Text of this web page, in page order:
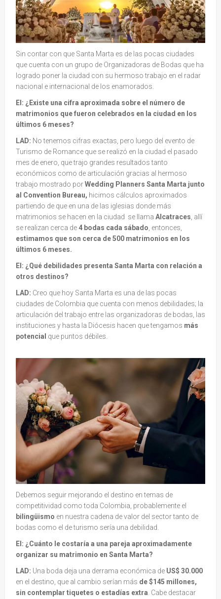
Sin contar con que Santa Marta es de las pocas ciudades
que cuenta con un grupo de Organizadoras de Bodas que ha
logrado poner la ciudad con su hermoso trabajo en el radar
nacional e internacional de los enamorados.
EI: ¿Existe una cifra aproximada sobre el número de
matrimonios que fueron celebrados en la ciudad en los
últimos 6 meses?
LAD: No tenemos cifras exactas, pero luego del evento de
Turismo de Romance que se realizó en la ciudad el pasado
mes de enero, que trajo grandes resultados tanto
económicos como de articulación gracias al hermoso
trabajo mostrado porWedding Planners Santa Marta junto
al Convention Bureau, hicimos cálculos aproximados
partiendo de que en una de las iglesias donde más
matrimonios se hacen en la ciudad se llama Alcatraces , allí
se realizan cerca de 4 bodas cada sábado , entonces,
estimamos que son cerca de 500 matrimonios en los
últimos 6 meses.
EI: ¿Qué debilidades presenta Santa Marta con relación a
otros destinos?
LAD: Creo que hoy Santa Marta es una de las pocas
ciudades de Colombia que cuenta con menos debilidades; la
articulación del trabajo entre las organizadoras de bodas, las
instituciones y hasta la Diócesis hacen que tengamos más
potencial que puntos débiles.
Debemos seguir mejorando el destino en temas de
competitividad como toda Colombia, probablemente el
bilingüismo en nuestra cadena de valor del sector tanto de
bodas como el de turismo sería una debilidad.
EI: ¿Cuánto le costaría a una pareja aproximadamente
organizar su matrimonio en Santa Marta?
LAD: Una boda deja una derrama económica de US$ 30.000
en el destino, que al cambio serían más de $145 millones,
sin contemplar tiquetes o estadías extra. Cabe destacar